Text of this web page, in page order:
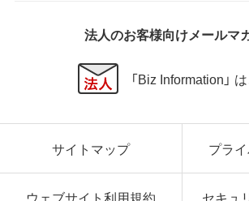
法人のお客様向けメールマ
「Biz Information」
サイトマップ プラ
ウェブサイト利用規約 セキュ